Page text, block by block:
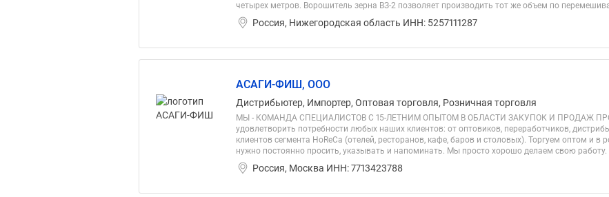
четырех метров. Ворошитель зерна ВЗ-2 позволяет производить тот же объем по
Россия, Нижегородская область ИНН: 5257111287
АСАГИ-ФИШ, ООО
Дистрибьютер, Импортер, Оптовая торговля, Розничная торговля
МЫ - КОМАНДА СПЕЦИАЛИСТОВ С 15-ЛЕТНИМ ОПЫТОМ В ОБЛАСТИ ЗАКУПОК И ПРОДАЖ
удовлетворить потребности любых наших клиентов: от оптовиков, переработчиков,
клиентов сегмента HoReCa (отелей, ресторанов, кафе, баров и столовых). Торгуем оптом и в
нужно постоянно просить, указывать и напоминать. Мы просто хорошо делаем свою работу.
Россия, Москва ИНН: 7713423788